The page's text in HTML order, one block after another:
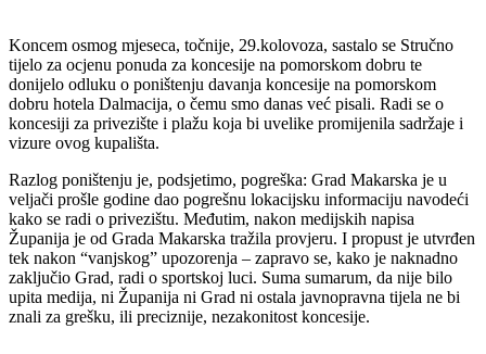
Koncem osmog mjeseca, točnije, 29.kolovoza, sastalo se Stručno
tijelo za ocjenu ponuda za koncesije na pomorskom dobru te
donijelo odluku o poništenju davanja koncesije na pomorskom
dobru hotela Dalmacija, o čemu smo danas već pisali. Radi se o
koncesiji za privezište i plažu koja bi uvelike promijenila sadržaje i
vizure ovog kupališta.
Razlog poništenju je, podsjetimo, pogreška: Grad Makarska je u
veljači prošle godine dao pogrešnu lokacijsku informaciju navodeći
kako se radi o privezištu. Međutim, nakon medijskih napisa
Županija je od Grada Makarska tražila provjeru. I propust je utvrđen
tek nakon “vanjskog” upozorenja – zapravo se, kako je naknadno
zaključio Grad, radi o sportskoj luci. Suma sumarum, da nije bilo
upita medija, ni Županija ni Grad ni ostala javnopravna tijela ne bi
znali za grešku, ili preciznije, nezakonitost koncesije.